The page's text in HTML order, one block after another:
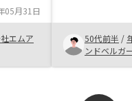
いる
た。さ
ポート
に対し
対応頂
05月31日
エムア
に決めた。
50代前半 /
ンドベルガ